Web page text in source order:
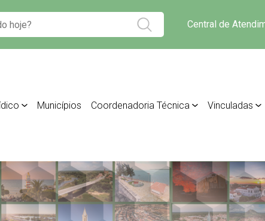
Central de
Municípios Coordenadoria Técnica Vinculadas